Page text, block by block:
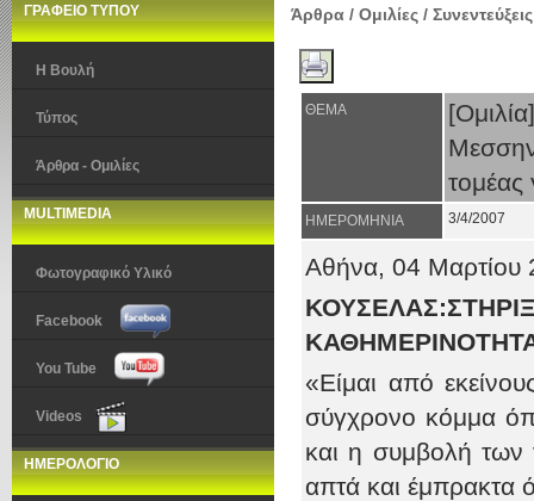
ΓΡΑΦΕΙΟ ΤΥΠΟΥ
Η Βουλή
Τύπος
Άρθρα - Ομιλίες
MULTIMEDIA
Φωτογραφικό Υλικό
Facebook
You Tube
Videos
ΗΜΕΡΟΛΟΓΙΟ
Άρθρα / Ομιλίες / Συνεντεύξεις
ΘΕΜΑ
ΗΜΕΡΟΜΗΝΙΑ 3/4/2007
Αθήνα, 04 Μαρτίου
«Είμαι από
σύγχρονο κόμμα
και η συμβολή των
απτά και έμπρακτα